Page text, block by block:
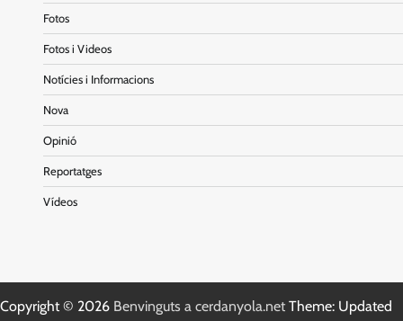
Fotos
Fotos i Videos
Notícies i Informacions
Nova
Opinió
Reportatges
Vídeos
Copyright © 2026 Benvinguts a cerdanyola.net Theme: Updated